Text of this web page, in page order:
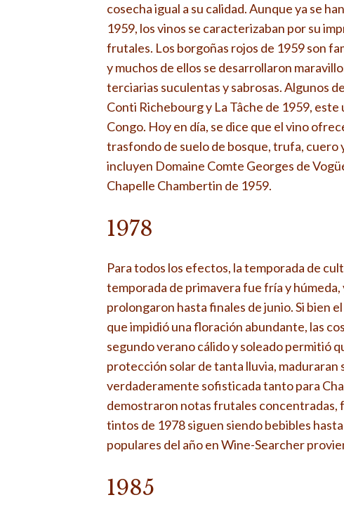
cosecha igual a su calidad. Aunque ya se
1959, los vinos se caracterizaban por su
frutales. Los borgoñas rojos de 1959 son
y muchos de ellos se desarrollaron
terciarias suculentas y sabrosas. Algunos
Conti Richebourg y La Tâche de 1959,
Congo. Hoy en día, se dice que el vino
trasfondo de suelo de bosque, trufa, cuero
incluyen Domaine Comte Georges de
Chapelle Chambertin de 1959.
1978
Para todos los efectos, la temporada de
temporada de primavera fue fría y
prolongaron hasta finales de junio. Si bien
que impidió una floración abundante, las
segundo verano cálido y soleado permitió
protección solar de tanta lluvia, maduraran
verdaderamente sofisticada tanto para
demostraron notas frutales
tintos de 1978 siguen siendo bebibles
populares del año en Wine-Searcher
1985